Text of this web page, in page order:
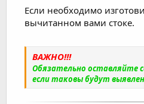
Если необходимо
вычитанном вами стоке.
ВАЖНО!!!
Обязательно оставляйте
если таковы будут